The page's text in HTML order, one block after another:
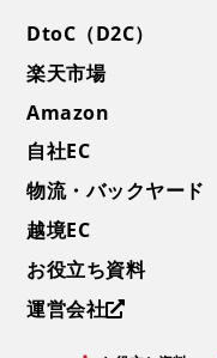
DtoC（D2C）
楽天市場
Amazon
自社EC
物流・バックヤード
越境EC
お役立ち資料
運営会社